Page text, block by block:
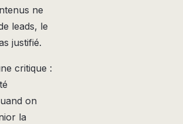
ne
leads, le
justifié.
critique :
on
la